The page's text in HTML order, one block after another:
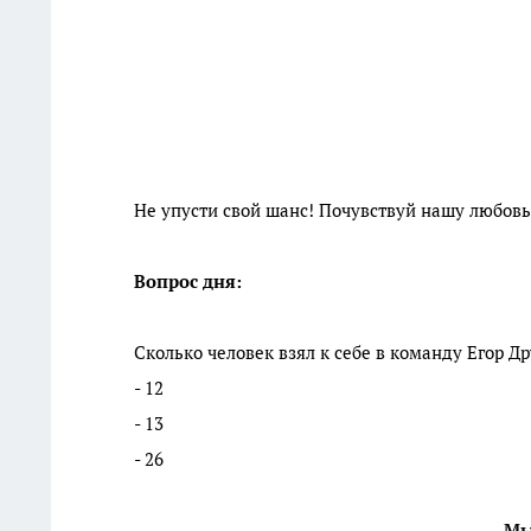
Не упусти свой шанс! Почувствуй нашу
Вопрос дня:
Сколько человек взял к себе в команду Егор
- 12
- 13
- 26